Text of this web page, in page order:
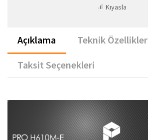
Kıyasla
Açıklama
Teknik Özellikler
Taksit Seçenekleri